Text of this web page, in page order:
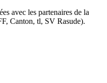
avec les partenaires de la
Canton, tl, SV Rasude).